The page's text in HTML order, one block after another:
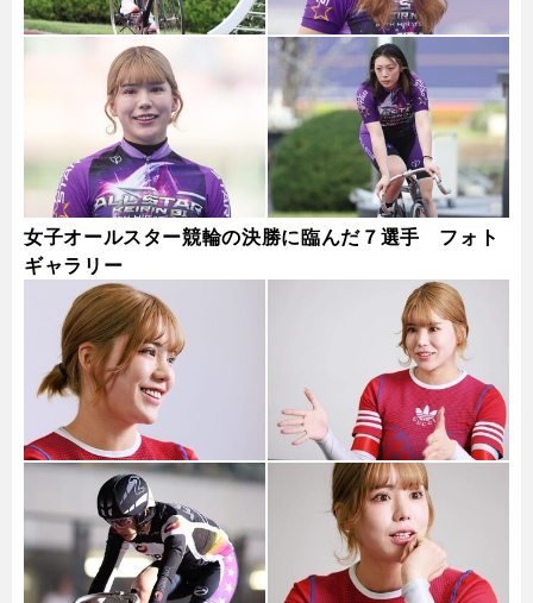
女子オールスター競輪の決勝に臨んだ７選手 フォト
ギャラリー